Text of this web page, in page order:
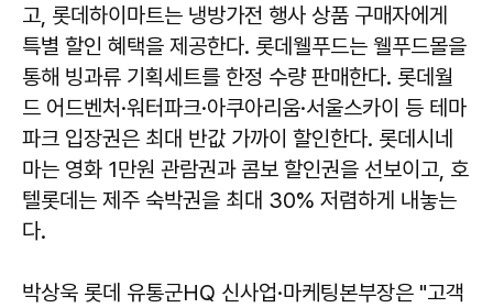
고, 롯데하이마트는 냉방가전 행사 상품 구매자에게
특별 할인 혜택을 제공한다. 롯데웰푸드는 웰푸드몰을
통해 빙과류 기획세트를 한정 수량 판매한다. 롯데월
드 어드벤처·워터파크·아쿠아리움·서울스카이 등 테마
파크 입장권은 최대 반값 가까이 할인한다. 롯데시네
마는 영화 1만원 관람권과 콤보 할인권을 선보이고, 호
텔롯데는 제주 숙박권을 최대 30% 저렴하게 내놓는
다.
박상욱 롯데 유통군HQ 신사업·마케팅본부장은 "고객